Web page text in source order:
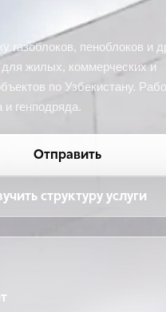
газоблоков, пеноблоков и
для жилых, коммерческих и
по Узбекистану.
генподряда.
Отправить
структуру услуги